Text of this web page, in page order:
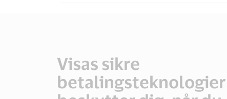
Visas sikre
betalingsteknologier